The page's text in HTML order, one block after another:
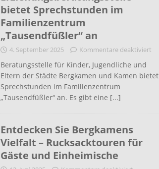
bietet Sprechstunden im
Familienzentrum
„Tausendfüßler“ an
4. September 2025 Kommentare deaktiviert
Beratungsstelle für Kinder, Jugendliche und
Eltern der Städte Bergkamen und Kamen bietet
Sprechstunden im Familienzentrum
„Tausendfüßler“ an. Es gibt eine [...]
Entdecken Sie Bergkamens
Vielfalt – Rucksacktouren für
Gäste und Einheimische